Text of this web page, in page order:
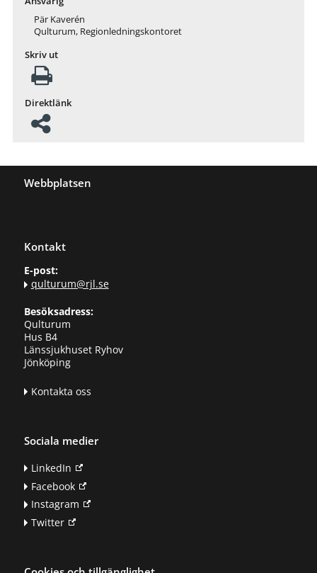
Pär Kaverén
Qulturum, Regionledningskontoret
Skriv ut
Direktlänk
Webbplatsen
Kontakt
E-post:
qulturum@rjl.se
Besöksadress:
Qulturum
Hus B4
Länssjukhuset Ryhov
Jönköping
Kontakta oss
Sociala medier
LinkedIn
Facebook
Instagram
Twitter